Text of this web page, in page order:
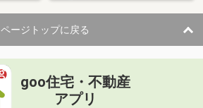
ページトップに戻る
goo住宅・不動産
アプリ